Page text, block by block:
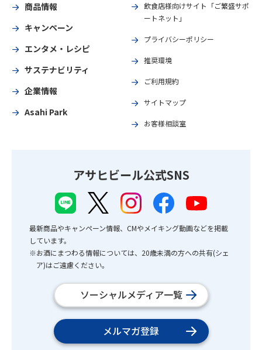
商品情報
キャンペーン
エンタメ・レシピ
サステナビリティ
企業情報
Asahi Park
飲食店様向けサイト「ご繁盛サポ
ートネット」
プライバシーポリシー
推奨環境
ご利用規約
サイトマップ
お客様相談室
アサヒビール公式SNS
最新商品やキャンペーン情報、CMやメイキング動画などを掲載
しています。
※お酒にまつわる情報については、20歳未満の方への共有(シェ
ア)はご遠慮ください。
ソーシャルメディア一覧
メルマガ登録